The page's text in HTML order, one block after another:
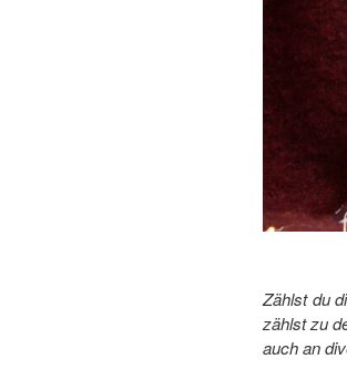
Zählst du
zählst zu
auch an